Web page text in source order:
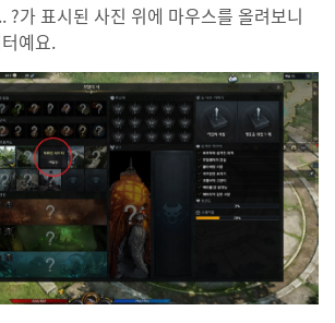
?가 표시된 사진 위에 마우스를 올려보니
예요.